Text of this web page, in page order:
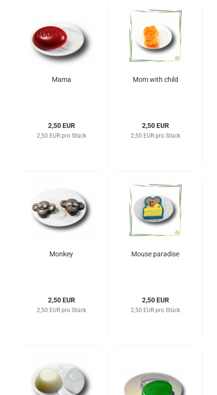
Mama
2,50 EUR
2,50 EUR pro Stück
Mom with child
2,50 EUR
2,50 EUR pro Stück
Monkey
2,50 EUR
2,50 EUR pro Stück
Mouse paradise
2,50 EUR
2,50 EUR pro Stück